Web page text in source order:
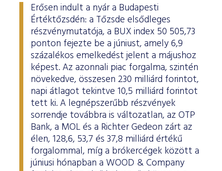
Erősen indult a nyár a Budapesti
Értéktőzsdén: a Tőzsde elsődleges
részvénymutatója, a BUX index 50 505,73
ponton fejezte be a júniust, amely 6,9
százalékos emelkedést jelent a májushoz
képest. Az azonnali piac forgalma, szintén
növekedve, összesen 230 milliárd forintot,
napi átlagot tekintve 10,5 milliárd forintot
tett ki. A legnépszerűbb részvények
sorrendje továbbra is változatlan, az OTP
Bank, a MOL és a Richter Gedeon zárt az
élen, 128,6, 53,7 és 37,8 milliárd értékű
forgalommal, míg a brókercégek között a
júniusi hónapban a WOOD & Company